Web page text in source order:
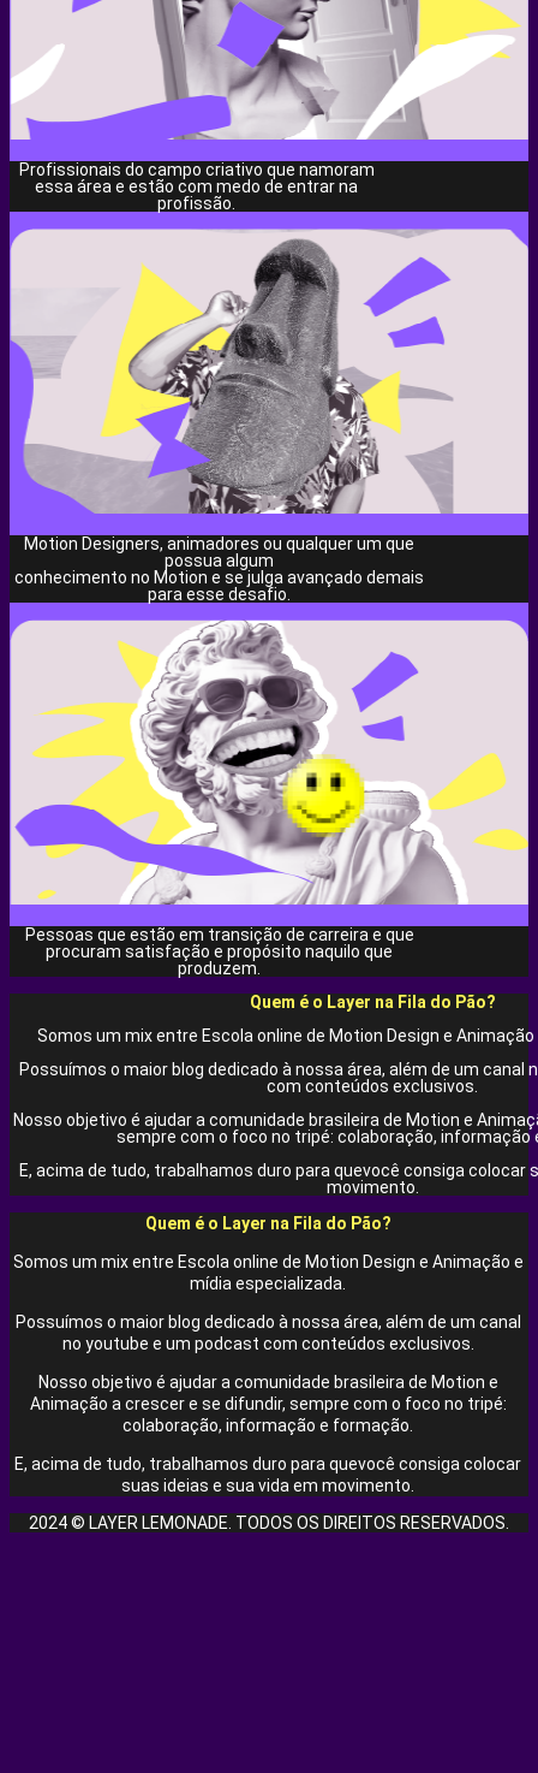
Profissionais do campo criativo que namoram
essa área e estão com medo de entrar na
profissão.
Motion Designers, animadores ou qualquer um que
possua algum
conhecimento no Motion e se julga avançado demais
para esse desafio.
Pessoas que estão em transição de carreira e que
procuram satisfação e propósito naquilo que
produzem.
Quem é o Layer na Fila do Pão?
Somos um mix entre Escola online de Motion Design e
Possuímos o maior blog dedicado à nossa área, além de um canal
com conteúdos exclusivos.
Nosso objetivo é ajudar a comunidade brasileira de Motion e
sempre com o foco no tripé: colaboração, informação
E, acima de tudo, trabalhamos duro para quevocê consiga colocar
movimento.
Quem é o Layer na Fila do Pão?
Somos um mix entre Escola online de Motion Design e Animação e
mídia especializada.
Possuímos o maior blog dedicado à nossa área, além de um canal
no youtube e um podcast com conteúdos exclusivos.
Nosso objetivo é ajudar a comunidade brasileira de Motion e
Animação a crescer e se difundir, sempre com o foco no tripé:
colaboração, informação e formação.
E, acima de tudo, trabalhamos duro para quevocê consiga colocar
suas ideias e sua vida em movimento.
2024 © LAYER LEMONADE. TODOS OS DIREITOS RESERVADOS.